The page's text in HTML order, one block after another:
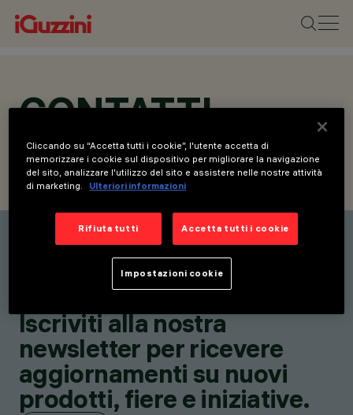
CONTATTI
CONTATTI RICHIEDI INFORMAZIONI
Elenco contatti
Rimani aggiornato sulle
nostre ultime innovazioni.
Iscriviti alla nostra
newsletter per ricevere
aggiornamenti su nuovi
prodotti, fiere e iniziative.
Cliccando su “Accetta tutti i cookie”, l'utente accetta di
memorizzare i cookie sul dispositivo per migliorare la navigazione
del sito, analizzare l'utilizzo del sito e assistere nelle nostre attività
di marketing.
Ulteriori informazioni
Rifiuta tutti Accetta tutti i cookie
Impostazioni cookie